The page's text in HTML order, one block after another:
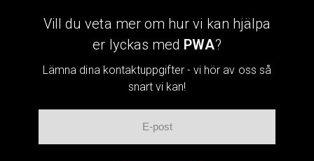
Vill du veta mer om hur vi kan hjälpa
er lyckas med PWA?
Lämna dina kontaktuppgifter - vi hör av oss så
snart vi kan!